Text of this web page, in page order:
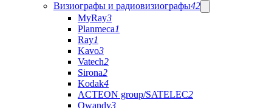
Визиографы и радиовизиографы42
MyRay3
Planmeca1
Ray1
Kavo3
Vatech2
Sirona2
Kodak4
ACTEON group/SATELEC2
Owandy3